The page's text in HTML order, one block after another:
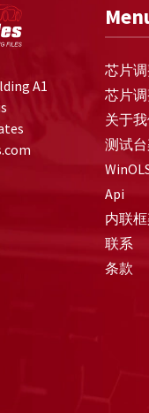
A1
芯片
芯片
关于
测试
Api
内联
联系
条款